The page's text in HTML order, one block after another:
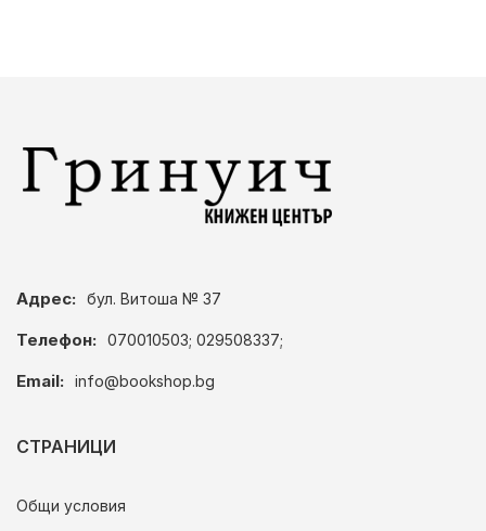
Адрес: бул. Витоша № 37
Телефон: 070010503; 029508337;
Email: info@bookshop.bg
СТРАНИЦИ
Общи условия